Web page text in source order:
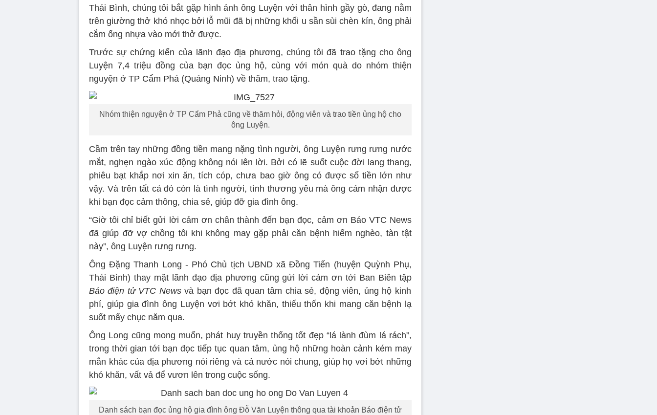
Thái Bình, chúng tôi bắt gặp hình ảnh ông Luyện với thân hình gầy gò, đang nằm
trên giường thở khó nhọc bởi lỗ mũi đã bị những khối u sần sùi chèn kín, ông phải
cắm ống nhựa vào mới thở được.
Trước sự chứng kiến của lãnh đạo địa phương, chúng tôi đã trao tặng cho ông
Luyện 7,4 triệu đồng của bạn đọc ủng hộ, cùng với món quà do nhóm thiện
nguyện ở TP Cẩm Phả (Quảng Ninh) về thăm, trao tặng.
Nhóm thiện nguyện ở TP Cẩm Phả cũng về thăm hỏi, động viên và trao tiền ủng hộ cho
ông Luyện.
Cầm trên tay những đồng tiền mang nặng tình người, ông Luyện rưng rưng nước
mắt, nghẹn ngào xúc động không nói lên lời. Bởi có lẽ suốt cuộc đời lang thang,
phiêu bạt khắp nơi xin ăn, tích cóp, chưa bao giờ ông có được số tiền lớn như
vậy. Và trên tất cả đó còn là tình người, tình thương yêu mà ông cảm nhận được
khi bạn đọc cảm thông, chia sẻ, giúp đỡ gia đình ông.
“Giờ tôi chỉ biết gửi lời cảm ơn chân thành đến bạn đọc, cảm ơn Báo VTC News
đã giúp đỡ vợ chồng tôi khi không may gặp phải căn bệnh hiểm nghèo, tàn tật
này”, ông Luyện rưng rưng.
Ông Đặng Thanh Long - Phó Chủ tịch UBND xã Đồng Tiến (huyện Quỳnh Phụ,
Thái Bình) thay mặt lãnh đạo địa phương cũng gửi lời cảm ơn tới Ban Biên tập
Báo điện tử VTC Newsvà bạn đọc đã quan tâm chia sẻ, động viên, ủng hộ kinh
phí, giúp gia đình ông Luyện vơi bớt khó khăn, thiếu thốn khi mang căn bệnh lạ
suốt mấy chục năm qua.
Ông Long cũng mong muốn, phát huy truyền thống tốt đẹp “lá lành đùm lá rách”,
trong thời gian tới bạn đọc tiếp tục quan tâm, ủng hộ những hoàn cảnh kém may
mắn khác của địa phương nói riêng và cả nước nói chung, giúp họ vơi bớt những
khó khăn, vất vả để vươn lên trong cuộc sống.
Danh sách bạn đọc ủng hộ gia đình ông Đỗ Văn Luyện thông qua tài khoản Báo điện tử